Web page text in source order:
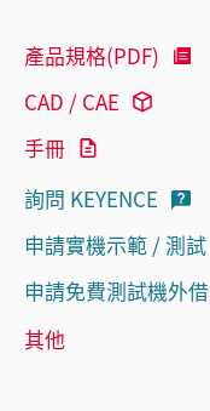
產品規格(PDF)
CAD / CAE
手冊
詢問 KEYENCE
申請實機示範 / 測試
申請免費測試機外借
其他